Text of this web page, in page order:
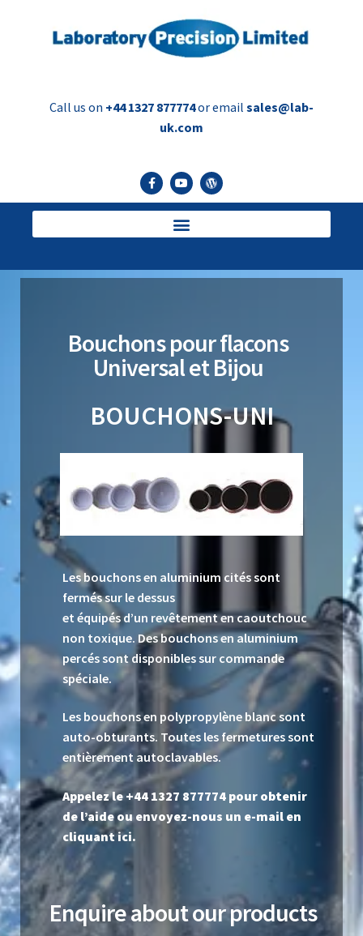
Call us on +44 1327 877774or email sales@lab-
uk.com
Bouchons pour flacons
Universal et Bijou
BOUCHONS-UNI
Les bouchons en aluminium cités sont
fermés sur le dessus
et équipés d’un revêtement en caoutchouc
non toxique. Des bouchons en aluminium
percés sont disponibles sur commande
spéciale.
Les bouchons en polypropylène blanc sont
auto-obturants. Toutes les fermetures sont
entièrement autoclavables.
Appelez le +44 1327 877774 pour obtenir
de l’aide ou envoyez-nous un e-mail en
cliquant ici.
Enquire about our products